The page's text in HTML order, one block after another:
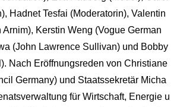
Hadnet Tesfai (Moderatorin), Valentin
Arnim), Kerstin Weng (Vogue German
(John Lawrence Sullivan) und Bobby
Nach Eröffnungsreden von Christiane
Germany) und Staatssekretär Micha
für Wirtschaft, Energie u